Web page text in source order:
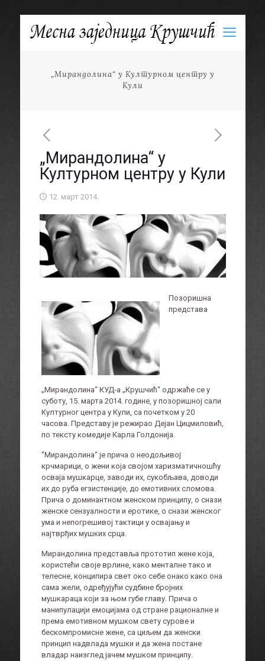
„Мирандолина“ у Културном центру у
Кули
„Мирандолина“ у
Културном центру у Кули
12. март 2014.
Позоришна
представа
„Мирандолина“ КУД-а „Крушчић“ одржаће се у
суботу, 15. марта 2014. године, у позоришној сали
Културног центра у Кули, са почетком у 20
часова. Представу је режирао Дејан Цицмиловић,
по тексту комедије Карла Голдонија.
‘’Мирандолина“ је прича о неодољивој
крчмарици, о жени која својом харизматичношћу
осваја мушкарце, заводи их, сукобљава, доводи
их до руба егзистенције, до емотивних сломова.
Прича о доминантном женском принципу, о снази
женске сензуалности и еротике, о снази женског
ума и непогрешивој тактици у освајању и
најтврђих мушких срца.
Мирандолина представља прототип жене која,
користећи своје врлине, како менталне тако и
телесне, конципира свет око себе онако како она
сама жели, одређујући судбине бројних
мушкараца који за њом губе главу. Прича о
манипулацији емоцијама од стране рационалне и
према емотивном мушком свету сурове и
бескомпромисне жене, са циљем да женски
принцип надвлада мушки и да жена постане
владар наизглед јачем мушком принципу.